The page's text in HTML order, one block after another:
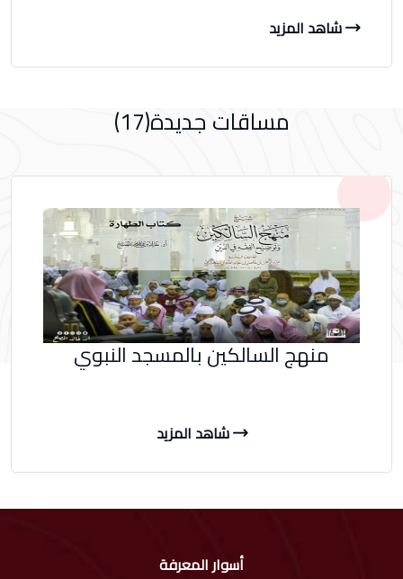
شاهد المزيد
مساقات جديدة(17)
منهج السالكين بالمسجد النبوي
شاهد المزيد
أسوار المعرفة